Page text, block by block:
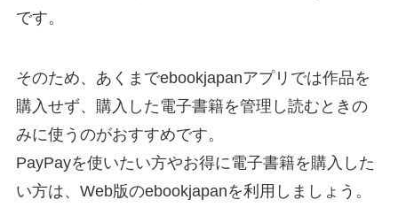
です。
そのため、あくまでebookjapanアプリでは作品を
購入せず、購入した電子書籍を管理し読むときの
みに使うのがおすすめです。
PayPayを使いたい方やお得に電子書籍を購入した
い方は、Web版のebookjapanを利用しましょう。